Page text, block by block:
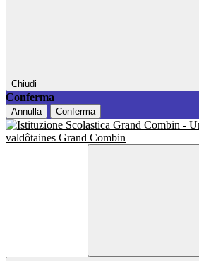
Chiudi
Conferma
Annulla Conferma